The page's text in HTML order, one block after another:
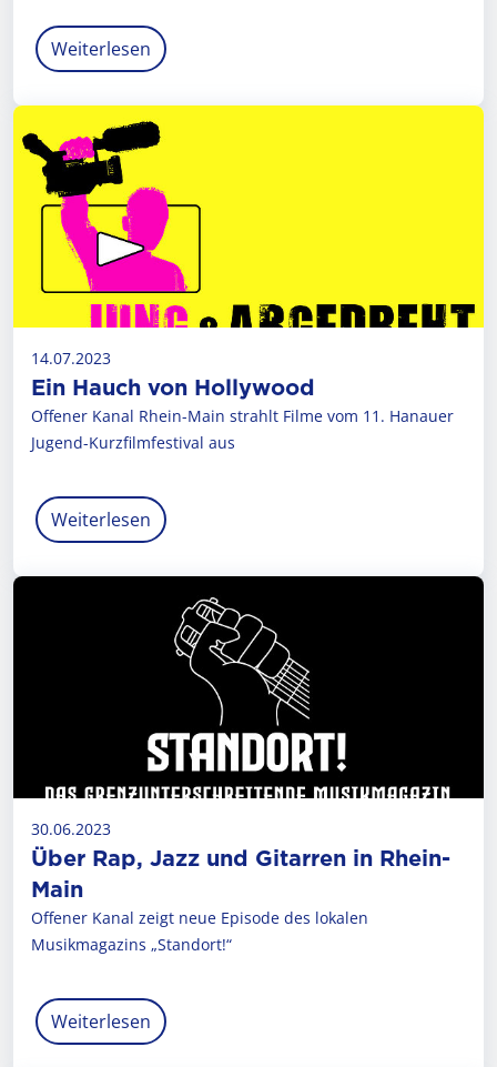
Weiterlesen
14.07.2023
Ein Hauch von Hollywood
Offener Kanal Rhein-Main strahlt Filme vom 11. Hanauer
Jugend-Kurzfilmfestival aus
Weiterlesen
30.06.2023
Über Rap, Jazz und Gitarren in Rhein-
Main
Offener Kanal zeigt neue Episode des lokalen
Musikmagazins „Standort!“
Weiterlesen